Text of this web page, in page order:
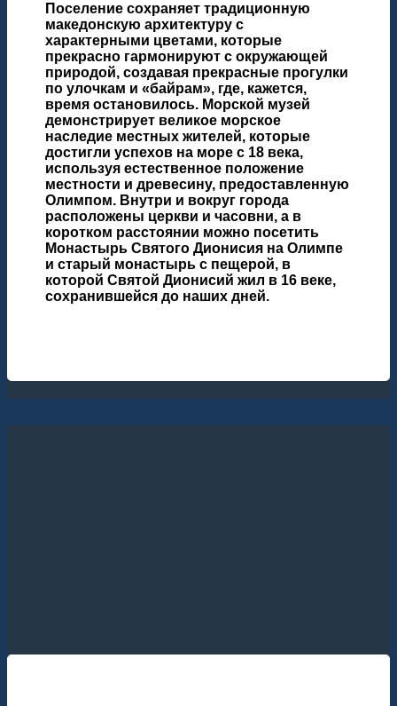
Поселение сохраняет традиционную
македонскую архитектуру с
характерными цветами, которые
прекрасно гармонируют с окружающей
природой, создавая прекрасные прогулки
по улочкам и «байрам», где, кажется,
время остановилось. Морской музей
демонстрирует великое морское
наследие местных жителей, которые
достигли успехов на море с 18 века,
используя естественное положение
местности и древесину, предоставленную
Олимпом. Внутри и вокруг города
расположены церкви и часовни, а в
коротком расстоянии можно посетить
Монастырь Святого Дионисия на Олимпе
и старый монастырь с пещерой, в
которой Святой Дионисий жил в 16 веке,
сохранившейся до наших дней.